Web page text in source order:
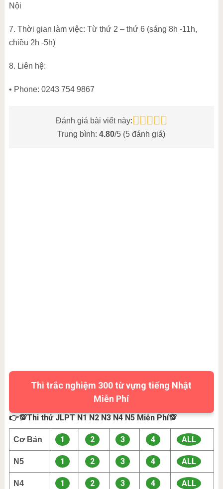
Nội
7. Thời gian làm việc: Từ thứ 2 – thứ 6 (sáng 8h -11h,
chiều 2h -5h)
8. Liên hệ:
• Phone: 0243 754 9867
Đánh giá bài viết này:
Trung bình:4.80/5 (5 đánh giá)
Thi trắc nghiệm 300 từ vựng tiếng Nhật
Miễn Phí
👉💯Thi thử JLPT N1 N2 N3 N4 N5 Miễn Phí💯
Cơ Bản 1 2 3 4 ALL
N5 1 2 3 4 ALL
N4 1 2 3 4 ALL